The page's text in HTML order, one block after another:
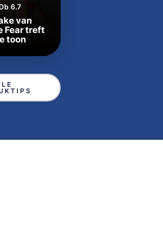
6.7
van
Fear treft
toon